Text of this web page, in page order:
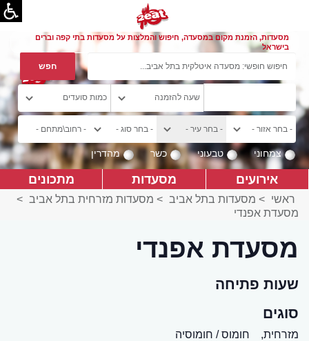
מסעדות, הזמנת מקום במסעדה, חיפוש והמלצות על מסעדות בתי קפה וברים
בישראל
צמחוני טבעוני כשר מהדרין
אירועים מסעדות מתכונים
ראשי > מסעדות בתל אביב > מסעדות מזרחית בתל אביב >
מסעדת אפנדי
מסעדת אפנדי
שעות פתיחה
סוגים
מזרחית,
חומוס / חומוסיה